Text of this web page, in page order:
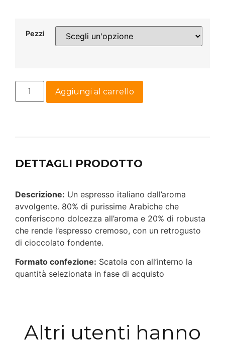
Pezzi
Aggiungi al carrello
DETTAGLI PRODOTTO
Descrizione: Un espresso italiano dall’aroma
avvolgente. 80% di purissime Arabiche che
conferiscono dolcezza all’aroma e 20% di robusta
che rende l’espresso cremoso, con un retrogusto
di cioccolato fondente.
Formato confezione: Scatola con all’interno la
quantità selezionata in fase di acquisto
Altri utenti hanno